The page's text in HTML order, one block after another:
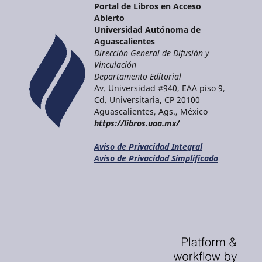
Portal de Libros en Acceso
Abierto
Universidad Autónoma de
Aguascalientes
Dirección General de Difusión y
Vinculación
Departamento Editorial
Av. Universidad #940, EAA piso 9,
Cd. Universitaria, CP 20100
Aguascalientes, Ags., México
https://libros.uaa.mx/
Aviso de Privacidad Integral
Aviso de Privacidad Simplificado